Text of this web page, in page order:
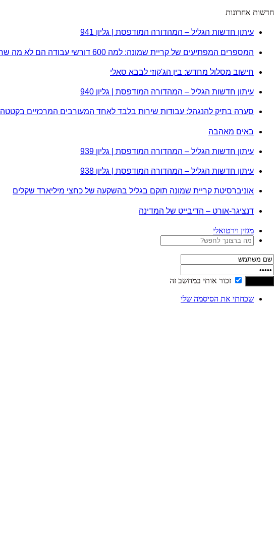
חדשות אחרונות
עיתון חדשות הגליל – המהדורה המודפסת | גליון 941
המספרים המפתיעים של קריית שמונה: למה 600 דורשי עבודה הם לא מה שחשבתם?
חישוב מסלול מחדש: בין הג'קוזי לבבא סאלי
עיתון חדשות הגליל – המהדורה המודפסת | גליון 940
סערה בתיק להנגהל: עבודות שירות בלבד לאחד המעורבים המרכזיים בקטטה
באים מאהבה
עיתון חדשות הגליל – המהדורה המודפסת | גליון 939
עיתון חדשות הגליל – המהדורה המודפסת | גליון 938
אוניברסיטת קריית שמונה תוקם בגליל בהשקעה של כחצי מיליארד שקלים
דנציגר-אורט – הדיבייט של המדינה
מגזין וירטואלי
זכור אותי במחשב זה
שכחתי את הסיסמה שלי